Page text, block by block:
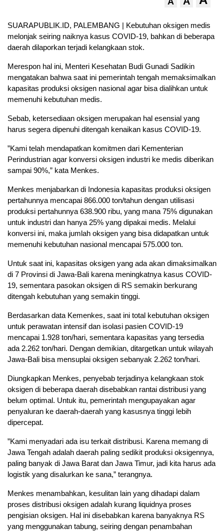
SUARAPUBLIK.ID, PALEMBANG | Kebutuhan oksigen medis
melonjak seiring naiknya kasus COVID-19, bahkan di beberapa
daerah dilaporkan terjadi kelangkaan stok.
Merespon hal ini, Menteri Kesehatan Budi Gunadi Sadikin
mengatakan bahwa saat ini pemerintah tengah memaksimalkan
kapasitas produksi oksigen nasional agar bisa dialihkan untuk
memenuhi kebutuhan medis.
Sebab, ketersediaan oksigen merupakan hal esensial yang
harus segera dipenuhi ditengah kenaikan kasus COVID-19.
”Kami telah mendapatkan komitmen dari Kementerian
Perindustrian agar konversi oksigen industri ke medis diberikan
sampai 90%,” kata Menkes.
Menkes menjabarkan di Indonesia kapasitas produksi oksigen
pertahunnya mencapai 866.000 ton/tahun dengan utilisasi
produksi pertahunnya 638.900 ribu, yang mana 75% digunakan
untuk industri dan hanya 25% yang dipakai medis. Melalui
konversi ini, maka jumlah oksigen yang bisa didapatkan untuk
memenuhi kebutuhan nasional mencapai 575.000 ton.
Untuk saat ini, kapasitas oksigen yang ada akan dimaksimalkan
di 7 Provinsi di Jawa-Bali karena meningkatnya kasus COVID-
19, sementara pasokan oksigen di RS semakin berkurang
ditengah kebutuhan yang semakin tinggi.
Berdasarkan data Kemenkes, saat ini total kebutuhan oksigen
untuk perawatan intensif dan isolasi pasien COVID-19
mencapai 1.928 ton/hari, sementara kapasitas yang tersedia
ada 2.262 ton/hari. Dengan demikian, ditargetkan untuk wilayah
Jawa-Bali bisa mensuplai oksigen sebanyak 2.262 ton/hari.
Diungkapkan Menkes, penyebab terjadinya kelangkaan stok
oksigen di beberapa daerah disebabkan rantai distribusi yang
belum optimal. Untuk itu, pemerintah mengupayakan agar
penyaluran ke daerah-daerah yang kasusnya tinggi lebih
dipercepat.
”Kami menyadari ada isu terkait distribusi. Karena memang di
Jawa Tengah adalah daerah paling sedikit produksi oksigennya,
paling banyak di Jawa Barat dan Jawa Timur, jadi kita harus ada
logistik yang disalurkan ke sana,” terangnya.
Menkes menambahkan, kesulitan lain yang dihadapi dalam
proses distribusi oksigen adalah kurang liquidnya proses
pengisian oksigen. Hal ini disebabkan karena banyaknya RS
yang menggunakan tabung, seiring dengan penambahan